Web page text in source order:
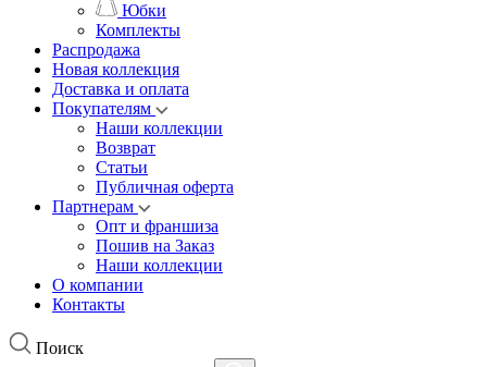
Юбки
Комплекты
Распродажа
Новая коллекция
Доставка и оплата
Покупателям
Наши коллекции
Возврат
Статьи
Публичная оферта
Партнерам
Опт и франшиза
Пошив на Заказ
Наши коллекции
О компании
Контакты
Поиск